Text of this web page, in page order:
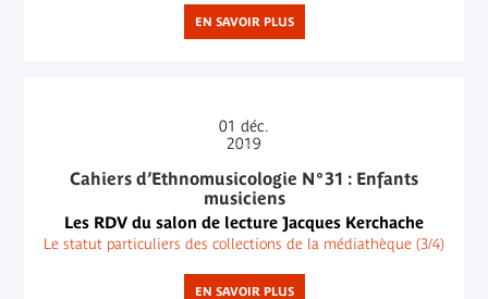
EN SAVOIR PLUS
01 déc.
2019
Cahiers d’Ethnomusicologie N°31 : Enfants
musiciens
Les RDV du salon de lecture Jacques Kerchache
Le statut particuliers des collections de la médiathèque (3/4)
EN SAVOIR PLUS